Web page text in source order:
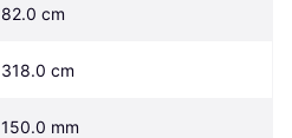
82.0 cm
318.0 cm
150.0 mm